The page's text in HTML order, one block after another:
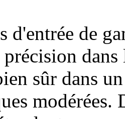
d'entrée de
sûr dans
modérées.